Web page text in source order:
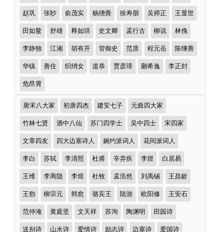
全
赵巩 张眇 俞茂实 杨绕善 徐寿朋 吴师正 王显世
田如鳌 舒雄 释如珙 史文卿 孟行古 柳说 林俛
李静独 江湘 胡有开 管御史 范质 程元岳 陈继善
华镇 善住 织绡女 道恭 贾彦璋 蒯希逸 李正封
危昂霄
诗
词
分
类
唐宋八大家 初唐四杰 建安七子 元曲四大家
竹林七贤 酒中八仙 苏门四学士 吴中四士 宋四家
文章四友 四大边塞诗人 婉约派词人 花间派词人
李白 苏轼 李清照 杜甫 辛弃疾 李煜 白居易
王维 李商隐 李煜 杜牧 孟浩然 刘禹锡 王昌龄
王勃 柳宗元 韩愈 骆宾王 陆游 欧阳修 王安石
范仲淹 黄庭坚 文天祥 苏洵 陶渊明 田园诗
送别诗 山水诗 爱情诗 励志诗 边塞诗 爱国诗